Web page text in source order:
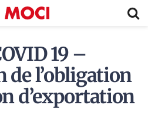
19 –
de l’obligation
d’exportation